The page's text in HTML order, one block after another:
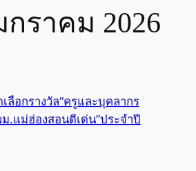
กราคม 2026